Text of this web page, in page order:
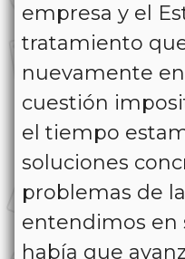
empresa y el
tratamiento
nuevamente
cuestión
el tiempo
soluciones
problemas de
entendimos
había que